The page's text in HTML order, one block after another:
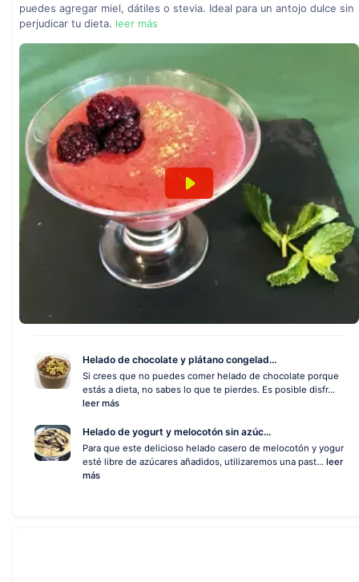
puedes agregar miel, dátiles o stevia. Ideal para un antojo dulce sin
perjudicar tu dieta. leer más
Helado de chocolate y plátano congelad...
Si crees que no puedes comer helado de chocolate porque
estás a dieta, no sabes lo que te pierdes. Es posible disfr...
leer más
Helado de yogurt y melocotón sin azúc...
Para que este delicioso helado casero de melocotón y yogur
esté libre de azúcares añadidos, utilizaremos una past... leer
más